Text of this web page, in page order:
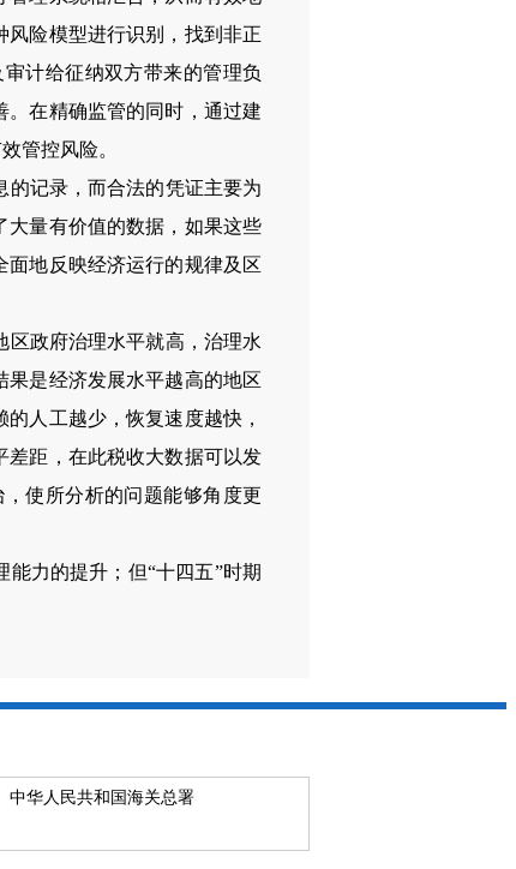
险模型进行识别，找到非正
计给征纳双方带来的管理负
在精确监管的同时，通过建
管控风险。
的记录，而合法的凭证主要为
大量有价值的数据，如果这些
地反映经济运行的规律及区
区政府治理水平就高，治理水
是经济发展水平越高的地区
人工越少，恢复速度越快，
差距，在此税收大数据可以发
使所分析的问题能够角度更
力的提升；但“十四五”时期
中华人民共和国海关总署